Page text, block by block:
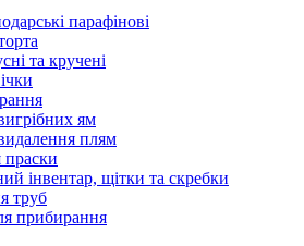
парафінові
та кручені
ям
плям
праски
інвентар, щітки та скребки
труб
прибирання